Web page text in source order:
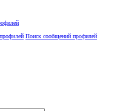
Поиск сообщений профилей